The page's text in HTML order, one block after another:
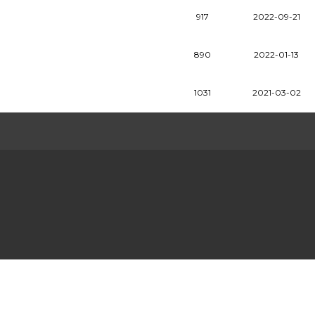
917 2022-09-21
890 2022-01-13
1031 2021-03-02